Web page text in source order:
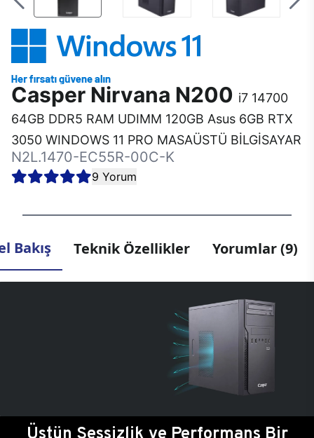
Casper Nirvana N200 i7 14700
64GB DDR5 RAM UDIMM 120GB Asus 6GB RTX
3050 WINDOWS 11 PRO MASAÜSTÜ BİLGİSAYAR
N2L.1470-EC55R-00C-K
9 Yorum
Bakış Teknik Özellikler Yorumlar (9)
Üstün Sessizlik ve Performans Bir